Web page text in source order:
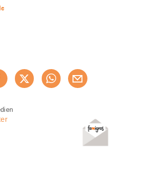
Jetzt weiterempfehlen